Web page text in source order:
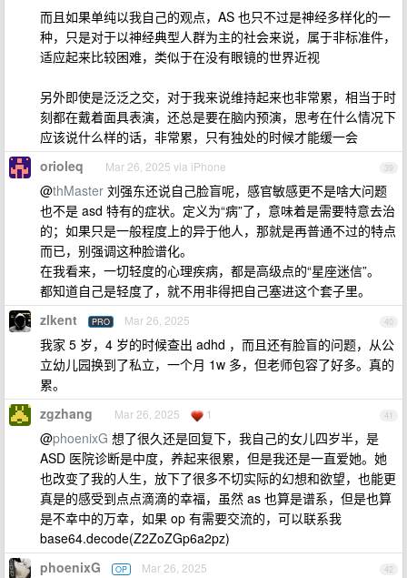
而且如果单纯以我自己的观点，AS 也只不过是神经多样化的一
种，只是对于以神经典型人群为主的社会来说，属于非标准件，
适应起来比较困难，类似于在没有眼镜的世界近视
另外即使是泛泛之交，对于我来说维持起来也非常累，相当于时
刻都在戴着面具表演，还总是要在脑内预演，思考在什么情况下
应该说什么样的话，非常累，只有独处的时候才能缓一会
39
orioleq Mar 26, 2025 via iPhone
@thMaster 刘强东还说自己脸盲呢，感官敏感更不是啥大问题
也不是 asd 特有的症状。定义为“病”了，意味着是需要特意去治
的；如果只是一般程度上的异于他人，那就是再普通不过的特点
而已，别强调这种脸谱化。
在我看来，一切轻度的心理疾病，都是高级点的“星座迷信”。
都知道自己是轻度了，就不用非得把自己塞进这个套子里。
40
zlkent PRO Mar 26, 2025
我家 5 岁，4 岁的时候查出 adhd ，而且还有脸盲的问题，从公
立幼儿园换到了私立，一个月 1w 多，但老师包容了好多。真的
累。
41
zgzhang Mar 26, 2025 1
@phoenixG 想了很久还是回复下，我自己的女儿四岁半，是
ASD 医院诊断是中度，养起来很累，但是我还是一直爱她。她
也改变了我的人生，放下了很多不切实际的幻想和欲望，也能更
真是的感受到点点滴滴的幸福，虽然 as 也算是谱系，但是也算
是不幸中的万幸，如果 op 有需要交流的，可以联系我
base64.decode(Z2ZoZGp6a2pz)
42
phoenixG OP Mar 26, 2025